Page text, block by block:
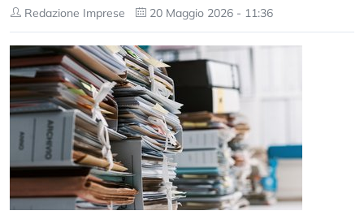
Redazione Imprese 20 Maggio 2026 - 11:36